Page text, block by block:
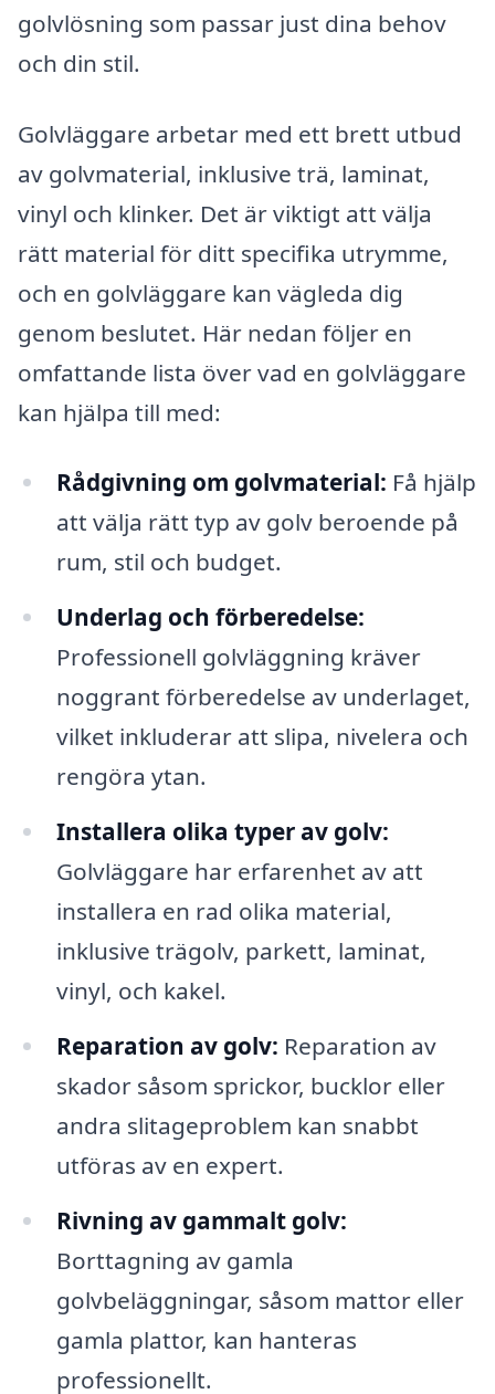
golvlösning som passar just dina behov
och din stil.
Golvläggare arbetar med ett brett utbud
av golvmaterial, inklusive trä, laminat,
vinyl och klinker. Det är viktigt att välja
rätt material för ditt specifika utrymme,
och en golvläggare kan vägleda dig
genom beslutet. Här nedan följer en
omfattande lista över vad en golvläggare
kan hjälpa till med:
Rådgivning om golvmaterial: Få hjälp
att välja rätt typ av golv beroende på
rum, stil och budget.
Underlag och förberedelse:
Professionell golvläggning kräver
noggrant förberedelse av underlaget,
vilket inkluderar att slipa, nivelera och
rengöra ytan.
Installera olika typer av golv:
Golvläggare har erfarenhet av att
installera en rad olika material,
inklusive trägolv, parkett, laminat,
vinyl, och kakel.
Reparation av golv: Reparation av
skador såsom sprickor, bucklor eller
andra slitageproblem kan snabbt
utföras av en expert.
Rivning av gammalt golv:
Borttagning av gamla
golvbeläggningar, såsom mattor eller
gamla plattor, kan hanteras
professionellt.